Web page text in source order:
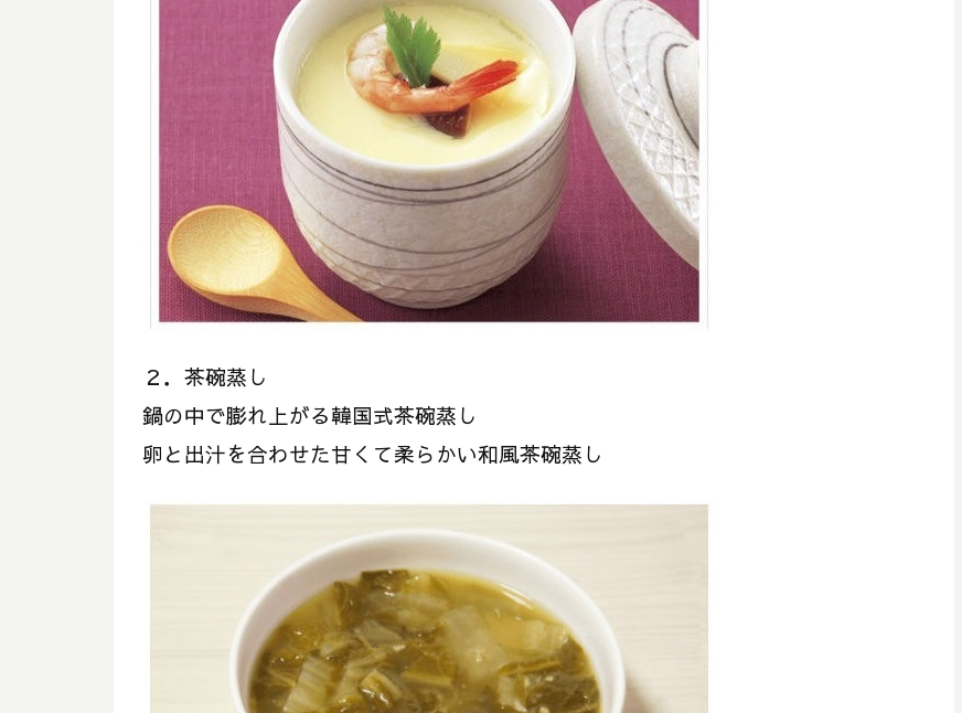
２．茶碗蒸し
鍋の中で膨れ上がる韓国式茶碗蒸し
卵と出汁を合わせた甘くて柔らかい和風茶碗蒸し